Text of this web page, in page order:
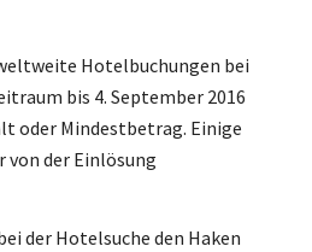
Hotelbuchungen bei
bis 4. September 2016
oder Mindestbetrag. Einige
der Einlösung
der Hotelsuche den Haken